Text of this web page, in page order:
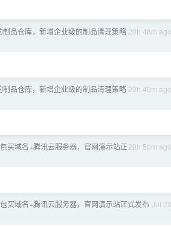
20h 48m ago
品仓库，新增企业级的制品清理策略
20h 49m ago
品仓库，新增企业级的制品清理策略
20h 50m ago
买域名+腾讯云服务器，官网演示站正
Jul 23
买域名+腾讯云服务器，官网演示站正式发布